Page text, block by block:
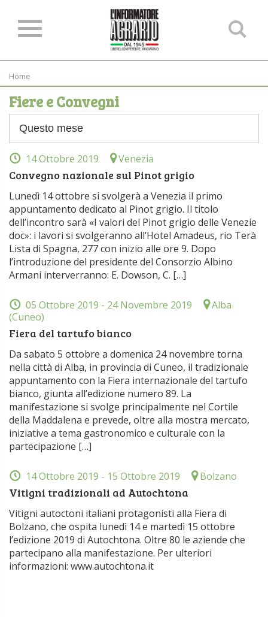
Home
Fiere e Convegni
14 Ottobre 2019 Venezia
Convegno nazionale sul Pinot grigio
Lunedì 14 ottobre si svolgerà a Venezia il primo
appuntamento dedicato al Pinot grigio. Il titolo
dell’incontro sarà «I valori del Pinot grigio delle Venezie
doc»: i lavori si svolgeranno all’Hotel Amadeus, rio Terà
Lista di Spagna, 277 con inizio alle ore 9. Dopo
l’introduzione del presidente del Consorzio Albino
Armani interverranno: E. Dowson, C. […]
05 Ottobre 2019 - 24 Novembre 2019
Alba
(Cuneo)
Fiera del tartufo bianco
Da sabato 5 ottobre a domenica 24 novembre torna
nella città di Alba, in provincia di Cuneo, il tradizionale
appuntamento con la Fiera internazionale del tartufo
bianco, giunta all’edizione numero 89. La
manifestazione si svolge principalmente nel Cortile
della Maddalena e prevede, oltre alla mostra mercato,
iniziative a tema gastronomico e culturale con la
partecipazione […]
14 Ottobre 2019 - 15 Ottobre 2019 Bolzano
Vitigni tradizionali ad Autochtona
Vitigni autoctoni italiani protagonisti alla Fiera di
Bolzano, che ospita lunedì 14 e martedì 15 ottobre
l’edizione 2019 di Autochtona. Oltre 80 le aziende che
partecipano alla manifestazione. Per ulteriori
informazioni: www.autochtona.it